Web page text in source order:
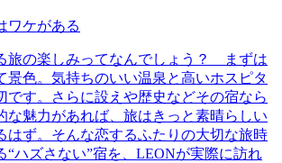
ワケがある
旅の楽しみってなんでしょう？ まずは
景色。気持ちのいい温泉と高いホスピタ
です。さらに設えや歴史などその宿なら
な魅力があれば、旅はきっと素晴らしい
はず。そんな恋するふたりの大切な旅時
“ハズさない”宿を、LEONが実際に訪れ